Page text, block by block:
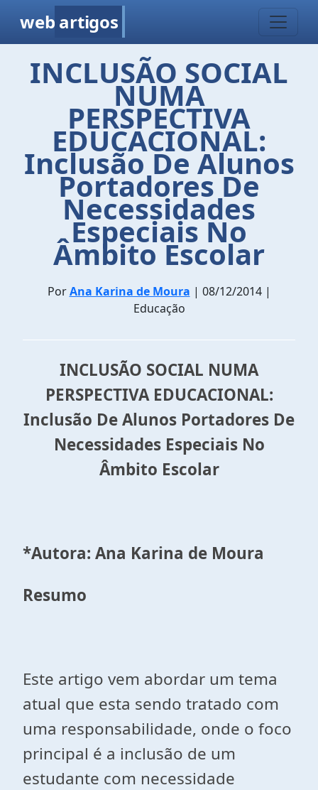
web artigos
INCLUSÃO SOCIAL
NUMA
PERSPECTIVA
EDUCACIONAL:
Inclusão De Alunos
Portadores De
Necessidades
Especiais No
Âmbito Escolar
PorAna Karina de Moura | 08/12/2014 |
Educação
INCLUSÃO SOCIAL NUMA
PERSPECTIVA EDUCACIONAL:
Inclusão De Alunos Portadores De
Necessidades Especiais No
Âmbito Escolar
*Autora: Ana Karina de Moura
Resumo
Este artigo vem abordar um tema
atual que esta sendo tratado com
uma responsabilidade, onde o foco
principal é a inclusão de um
estudante com necessidade